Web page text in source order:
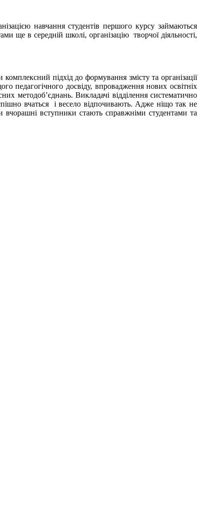
навчання студентів першого курсу займаються
ще в середній школі, організацію творчої діяльності,
підхід до формування змісту та організації
педагогічного досвіду, впровадження нових освітніх
методоб’єднань. Викладачі відділення систематично
вчаться і весело відпочивають. Адже ніщо так не
вчорашні вступники стають справжніми студентами та